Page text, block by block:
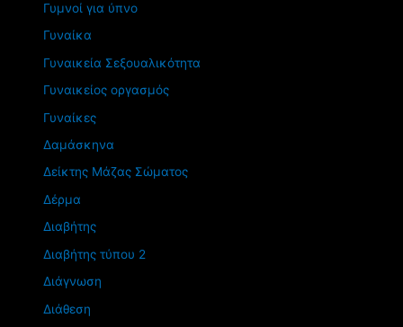
Γυμνοί για ύπνο
Γυναίκα
Γυναικεία Σεξουαλικότητα
Γυναικείος οργασμός
Γυναίκες
Δαμάσκηνα
Δείκτης Μάζας Σώματος
Δέρμα
Διαβήτης
Διαβήτης τύπου 2
Διάγνωση
Διάθεση